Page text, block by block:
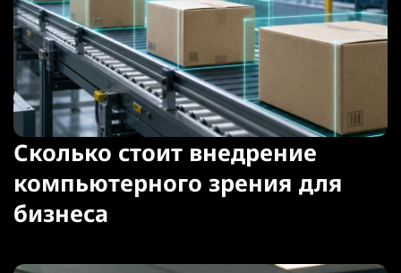
Сколько стоит внедрение
компьютерного зрения для
бизнеса